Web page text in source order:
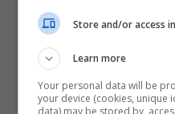
Store and/or access
Learn more
Your personal data will be
your device (cookies, unique
data) may be stored by,